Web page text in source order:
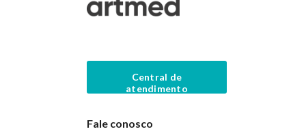
Central de
atendimento
Fale conosco